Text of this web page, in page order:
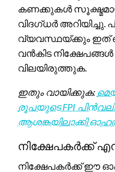
കണക്കുകൾ
വിദഗ്ധർ അറിയിച്ചു.
വ്യവസ്ഥയ്ക്കും ഇത്
വൻകിട
വിലയിരുത്തുക.
ഇതും വായിക്കുക:
രൂപയുടെ FPI
ആശങ്കയിലാക്കി
നിക്ഷേപകർക്ക്
നിക്ഷേപകർക്ക് ഈ